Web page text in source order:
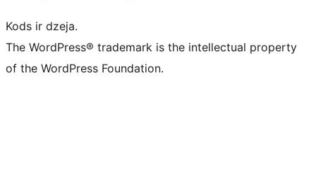
Kods ir dzeja.
The WordPress® trademark is the intellectual property
of the WordPress Foundation.